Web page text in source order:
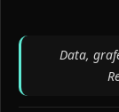
Data,